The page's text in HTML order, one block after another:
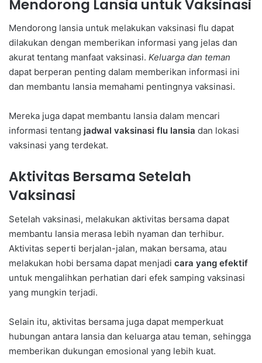
Mendorong Lansia untuk Vaksinasi
Mendorong lansia untuk melakukan vaksinasi flu dapat
dilakukan dengan memberikan informasi yang jelas dan
akurat tentang manfaat vaksinasi. Keluarga dan teman
dapat berperan penting dalam memberikan informasi ini
dan membantu lansia memahami pentingnya vaksinasi.
Mereka juga dapat membantu lansia dalam mencari
informasi tentang jadwal vaksinasi flu lansia dan lokasi
vaksinasi yang terdekat.
Aktivitas Bersama Setelah
Vaksinasi
Setelah vaksinasi, melakukan aktivitas bersama dapat
membantu lansia merasa lebih nyaman dan terhibur.
Aktivitas seperti berjalan-jalan, makan bersama, atau
melakukan hobi bersama dapat menjadi cara yang efektif
untuk mengalihkan perhatian dari efek samping vaksinasi
yang mungkin terjadi.
Selain itu, aktivitas bersama juga dapat memperkuat
hubungan antara lansia dan keluarga atau teman, sehingga
memberikan dukungan emosional yang lebih kuat.